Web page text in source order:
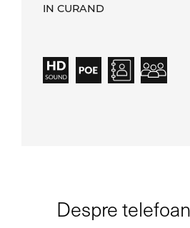
IN CURAND
Despre